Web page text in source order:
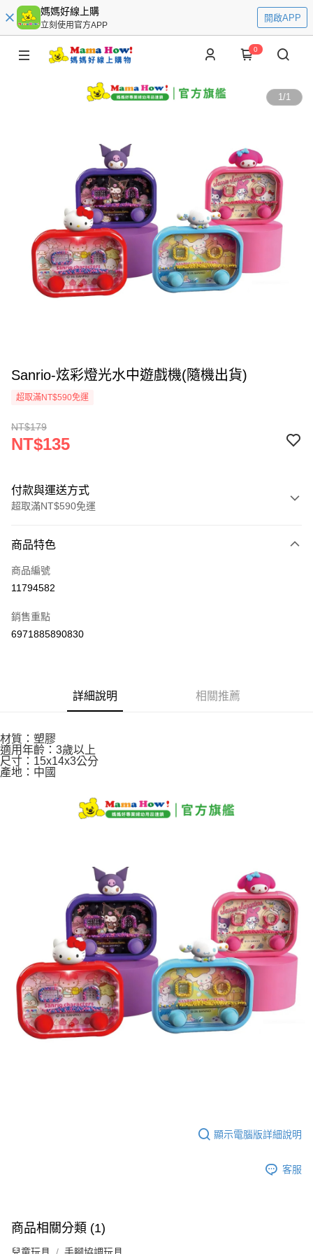
媽媽好線上購
立刻使用官方APP
開啟APP
0
1/1
Sanrio-炫彩燈光水中遊戲機(隨機出貨)
超取滿NT$590免運
NT$179
NT$135
付款與運送方式
超取滿NT$590免運
信用卡一次付款
超商取貨付款
Apple Pay
AFTEE先享後付
相關說明
【關於「AFTEE先享後付」】
AFTEE先享後付是「在收到商品之後才付款」的支付方式。 讓您購物簡單
１．簡單：不需註冊會員、不需綁卡、不需儲值。
２．便利：只要手機號碼，簡訊認證，即可結帳。
１．於結帳方式選擇「AFTEE先享後付」後，將跳轉至「AFTEE先享後付」
結帳頁面，進行簡訊認證並確認金額後，即可完成結帳。
２．訂單成立數日內，您將收到繳費通知簡訊。
３．收到繳費通知簡訊後14天內，點擊此簡訊中的連結，可透過四大超商／
ATM／網路銀行／等多元方式進行付款，方視為交易完成。
※ 請注意：結帳手續完成當下不需立刻繳費，但若您需要取消訂單，請聯絡
購買商品的店家。未經商家同意取消之訂單仍視為有效，需透過AFTEE先享
後付繳納相關費用。
※ 交易是否成功請以「AFTEE先享後付 」之結帳頁面顯示為準，若有關於
是否繳費成功／繳費後需取消欲退款等相關疑問，請聯繫「AFTEE先享後付
客戶支援中心」https://netprotections.freshdesk.com/support/home
【注意事項】
１．透過由恩沛科技股份有限公司提供之「AFTEE先享後付」服務完成之交
４．使用「AFTEE先享後付」時，將依據個別帳號之用戶狀況，依本公司即
５．嚴禁一人註冊多個帳號或使用他人資訊註冊。若發現惡意使用之情形，
ATM付款
每筆NT$60，滿NT$590(含以上)免運費
7-11取貨付款
每筆NT$60，滿NT$590(含以上)免運費
付款後7-11取貨
每筆NT$60，滿NT$590(含以上)免運費
宅配
每筆NT$100，滿NT$590(含以上)免運費
商品特色
商品編號
11794582
銷售重點
6971885890830
詳細說明 相關推薦
材質：塑膠
適用年齡：3歲以上
尺寸：15x14x3公分
產地：中國
顯示電腦版詳細說明
客服
商品相關分類 (1)